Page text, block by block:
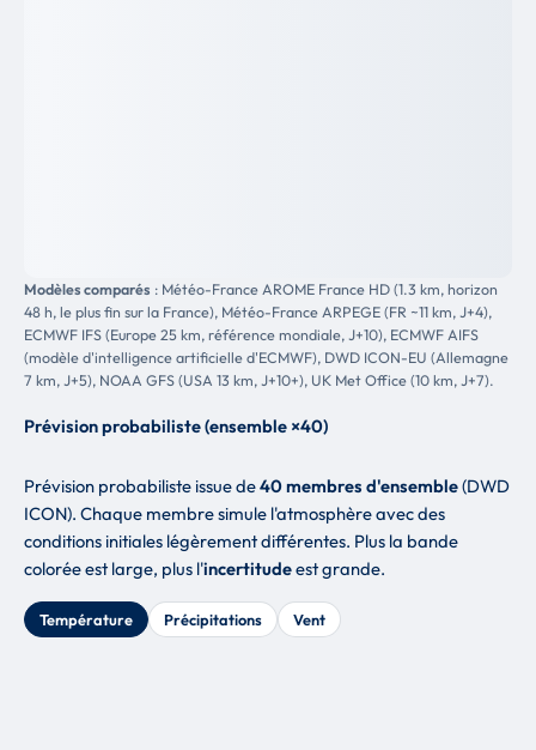
Modèles comparés : Météo-France AROME France HD (1.3 km, horizon
48 h, le plus fin sur la France), Météo-France ARPEGE (FR ~11 km, J+4),
ECMWF IFS (Europe 25 km, référence mondiale, J+10), ECMWF AIFS
(modèle d'intelligence artificielle d'ECMWF), DWD ICON-EU (Allemagne
7 km, J+5), NOAA GFS (USA 13 km, J+10+), UK Met Office (10 km, J+7).
Prévision probabiliste (ensemble ×40)
Prévision probabiliste issue de40 membres d'ensemble(DWD
ICON). Chaque membre simule l'atmosphère avec des
conditions initiales légèrement différentes. Plus la bande
colorée est large, plus l'incertitudeest grande.
Température Précipitations Vent